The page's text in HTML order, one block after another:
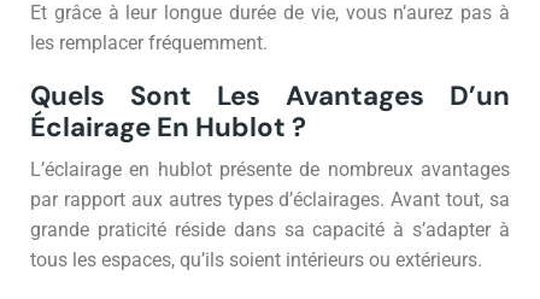
Et grâce à leur longue durée de vie, vous n’aurez pas à
les remplacer fréquemment.
Quels Sont Les Avantages D’un
Éclairage En Hublot ?
L’éclairage en hublot présente de nombreux avantages
par rapport aux autres types d’éclairages. Avant tout, sa
grande praticité réside dans sa capacité à s’adapter à
tous les espaces, qu’ils soient intérieurs ou extérieurs.